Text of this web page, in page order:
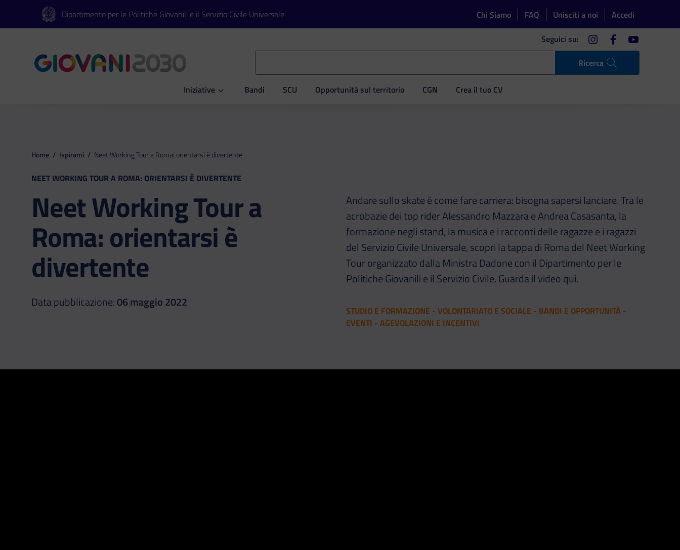
Vai al contenuto principale
Vai al footer Dipartimento per le Politiche Giovanili e il Servizio Civile Universale Chi Siamo FAQ Unisciti a noi Accedi
Ricerca
Seguici su: instagramfacebookyoutube
Iniziative
Apri Iniziative Bandi SCU Opportunità sul territorio CGN Crea il tuo CV
Home / Ispirami / Neet Working Tour a Roma: orientarsi è divertente
NEET WORKING TOUR A ROMA: ORIENTARSI È DIVERTENTE
Neet Working Tour a
Roma: orientarsi è
divertente
Data pubblicazione:06 maggio 2022
Andare sullo skate è come fare carriera: bisogna sapersi lanciare. Tra le
acrobazie dei top rider Alessandro Mazzara e Andrea Casasanta, la
formazione negli stand, la musica e i racconti delle ragazze e i ragazzi
del Servizio Civile Universale, scopri la tappa di Roma del Neet Working
Tour organizzato dalla Ministra Dadone con il Dipartimento per le
Politiche Giovanili e il Servizio Civile. Guarda il video qui.
STUDIO E FORMAZIONE - VOLONTARIATO E SOCIALE - BANDI E OPPORTUNITÀ -
EVENTI - AGEVOLAZIONI E INCENTIVI